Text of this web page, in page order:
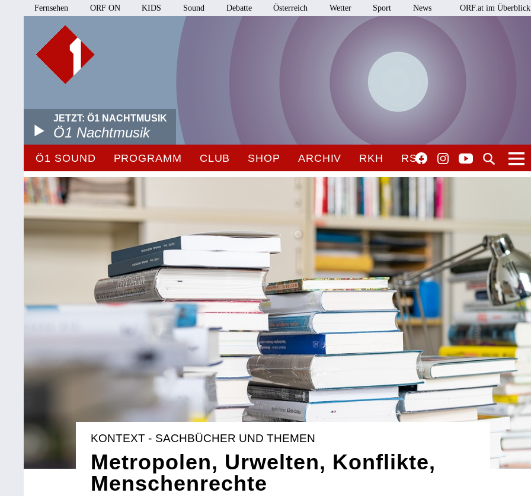
Fernsehen ORF ON KIDS Sound Debatte Österreich Wetter Sport News ORF.at im Überblick
JETZT: Ö1 NACHTMUSIK
Ö1 Nachtmusik
Ö1 SOUND PROGRAMM CLUB SHOP ARCHIV RKH RSO
KONTEXT - SACHBÜCHER UND THEMEN
Metropolen, Urwelten, Konflikte,
Menschenrechte